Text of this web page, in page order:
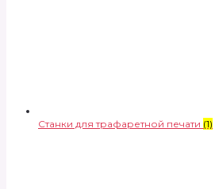
Станки для трафаретной печати (1)